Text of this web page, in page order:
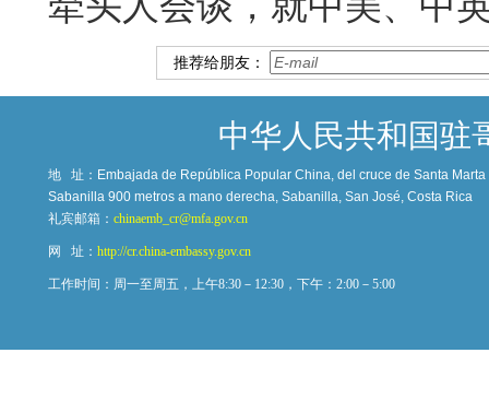
推荐给朋友：
中华人民共和国驻
地 址： Embajada de República Popular China, del cruce de Santa
Sabanilla 900 metros a mano derecha, Sabanilla, San José, Costa Rica
礼宾邮箱： chinaemb_cr@mfa.gov.cn
网 址： http://cr.china-embassy.gov.cn
工作时间：周一至周五，上午8:30－12:30，下午：2:00－5:00